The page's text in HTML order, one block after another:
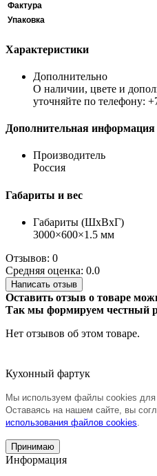
Фактура
Упаковка
Характеристики
Дополнительно
О наличии, цвете и
уточняйте по телефону:
Дополнительная информация
Производитель
Россия
Габариты и вес
Габариты (ШхВхГ)
3000×600×1.5 мм
Отзывов: 0
Средняя оценка: 0.0
Написать отзыв
Оставить отзыв о товаре
Так мы формируем честный
Нет отзывов об этом товаре.
Кухонный фартук
Мы используем файлы cookies для
Оставаясь на нашем сайте, вы
использования файлов cookies
Принимаю
Информация